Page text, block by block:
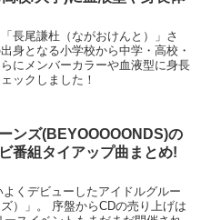
長尾謙杜（ながおけんと）」さ
身となる小学校から中学・高校・
にメンバーカラーや血液型に身長
ックしました！
ンズ(BEYOOOOONDS)の
番組タイアップ曲まとめ!
くデビューしたアイドルグルー
）」。 序盤からCDの売り上げは